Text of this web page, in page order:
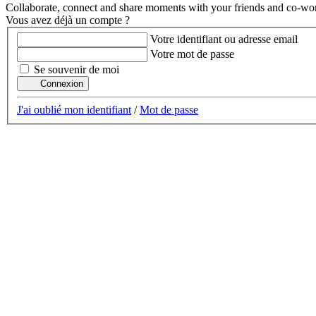
Collaborate, connect and share moments with your friends and co-
Vous avez déjà un compte ?
Votre identifiant ou adresse email
Votre mot de passe
Se souvenir de moi
Connexion
J'ai oublié mon identifiant /Mot de passe